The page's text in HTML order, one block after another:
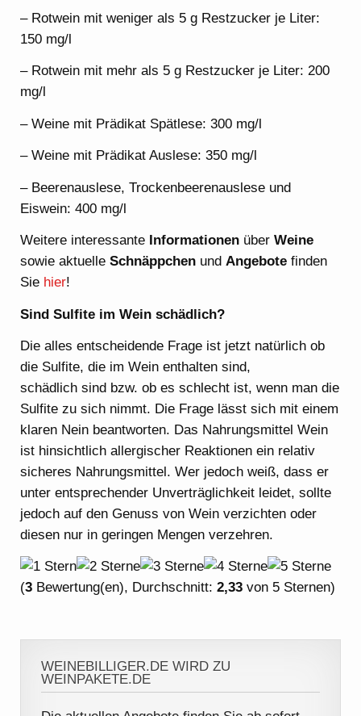
– Rotwein mit weniger als 5 g Restzucker je Liter:
150 mg/l
– Rotwein mit mehr als 5 g Restzucker je Liter: 200
mg/l
– Weine mit Prädikat Spätlese: 300 mg/l
– Weine mit Prädikat Auslese: 350 mg/l
– Beerenauslese, Trockenbeerenauslese und
Eiswein: 400 mg/l
Weitere interessante Informationen überWeine
sowie aktuelleSchnäppchen undAngebote finden
Sie hier!
Sind Sulfite im Wein schädlich?
Die alles entscheidende Frage ist jetzt natürlich ob
die Sulfite, die im Wein enthalten sind,
schädlich sind bzw. ob es schlecht ist, wenn man die
Sulfite zu sich nimmt. Die Frage lässt sich mit einem
klaren Nein beantworten. Das Nahrungsmittel Wein
ist hinsichtlich allergischer Reaktionen ein relativ
sicheres Nahrungsmittel. Wer jedoch weiß, dass er
unter entsprechender Unverträglichkeit leidet, sollte
jedoch auf den Genuss von Wein verzichten oder
diesen nur in geringen Mengen verzehren.
(3 Bewertung(en), Durchschnitt:2,33 von 5 Sternen)
WEINEBILLIGER.DE WIRD ZU
WEINPAKETE.DE